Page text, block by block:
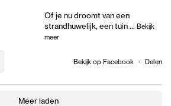
Of je nu droomt van een
strandhuwelijk, een tuin... Bekijk
meer
Bekijk op Facebook · Delen
Meer laden